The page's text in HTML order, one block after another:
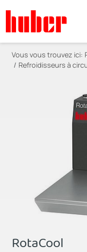
Vous vous trouvez ici:
Refroidisseurs à
RotaCool